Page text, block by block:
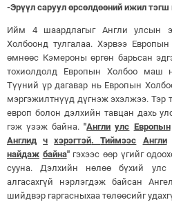
-Эрүүл саруул өрсөлдөөний ижил тэгш
Ийм 4 шаардлагыг Англи улсын
Холбоонд тулгалаа. Хэрвээ
өмнөөс Кэмероны өргөн барьсан
тохиолдолд Европын Холбоо маш
Түүний үр дагавар нь Европын
мэргэжилтнүүд дүгнэж эхэлжээ. Тэр
европ болон дэлхийн тавцан дахь
гэж үзэж байна."Англи улс Европын
Англид
ч хэрэгтэй.Тиймээс Англи
найдаж байна"гэхээс өөр үгийг
сууна. Дэлхийн нөлөө бүхий улс
алгасахгүй нэрлэгдэж байсан
шийдвэр гаргасныхаа төлөөсийг